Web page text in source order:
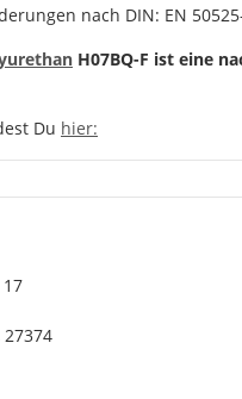
nach DIN: EN
H07BQ-F ist eine
Du hier: